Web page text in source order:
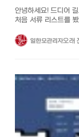
이자, 대출 한도, 추
https://
니사, 주식, 포인트
https://
https://
7선! 연회비 무료, 심
https://
[결론] 일본 생활, 스마트하게 시작하기 일본은 더 이상 현금만 쓰는 나라가
아닙니다. 오히려 한
조금만 공부하면 한
체크리스트: PayPay 앱 설치 및 은행 계좌 연동하기 가장 가까운 편의점에
정기권 활용법'에 대
안녕하세요! 드디어
처음 서류 리스트를
공유합니다!
1. 첫 번째 관문: "우린 법적
내 경험: 저희는 일본
구약소에서 발행한 '
처리되더군요. 비자
올라간 걸 확인했을
2. 두 번째 관문: "사랑을
(?)은 바로 질문서(
처음 만난 날짜, 장소,
일한모관리자오래